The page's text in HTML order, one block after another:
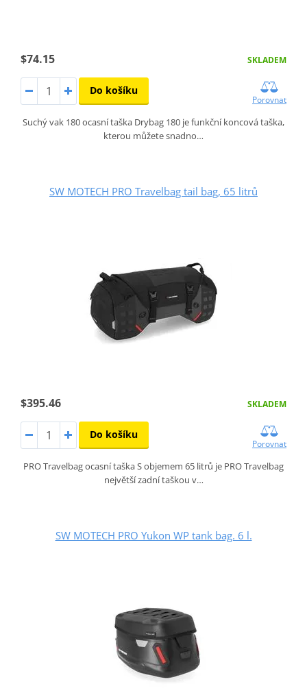
$74.15 SKLADEM
Do košíku
Porovnat
Suchý vak 180 ocasní taška Drybag 180 je funkční koncová taška,
kterou můžete snadno…
SW MOTECH PRO Travelbag tail bag, 65 litrů
$395.46 SKLADEM
Do košíku
Porovnat
PRO Travelbag ocasní taška S objemem 65 litrů je PRO Travelbag
největší zadní taškou v…
SW MOTECH PRO Yukon WP tank bag. 6 l.